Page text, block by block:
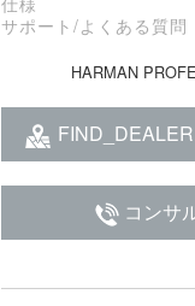
サポート/よくある質問
HARMAN
FIND_DEALER
コンサ